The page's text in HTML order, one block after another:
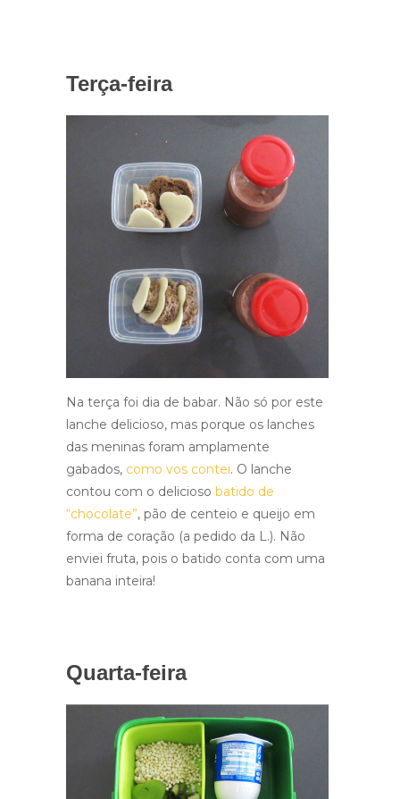
Terça-feira
Na terça foi dia de babar. Não só por este
lanche delicioso, mas porque os lanches
das meninas foram amplamente
gabados, como vos contei. O lanche
contou com o delicioso batido de
“chocolate”, pão de centeio e queijo em
forma de coração (a pedido da L.). Não
enviei fruta, pois o batido conta com uma
banana inteira!
Quarta-feira